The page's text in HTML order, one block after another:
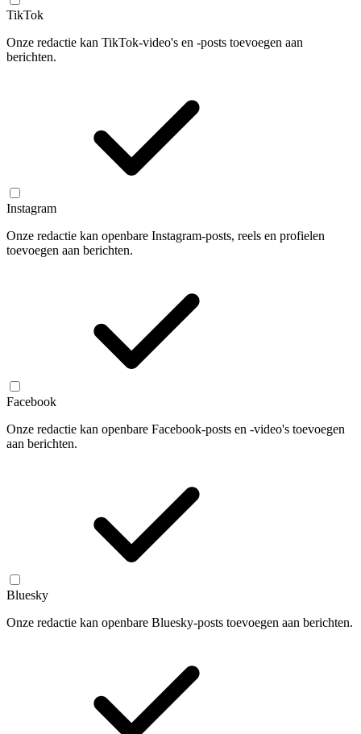
TikTok
Onze redactie kan TikTok-video's en -posts toevoegen aan
berichten.
Instagram
Onze redactie kan openbare Instagram-posts, reels en profielen
toevoegen aan berichten.
Facebook
Onze redactie kan openbare Facebook-posts en -video's toevoegen
aan berichten.
Bluesky
Onze redactie kan openbare Bluesky-posts toevoegen aan berichten.